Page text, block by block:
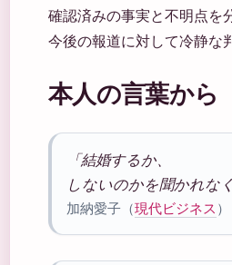
確認済みの事実と不明点を
今後の報道に対して冷静な
本人の言葉から
「結婚するか、
しないのかを聞かれな
加納愛子（現代ビジネス ）